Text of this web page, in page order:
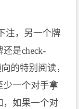
注，另一个牌
是check-
的特别阅读，
少一个对手拿
，如果一个对